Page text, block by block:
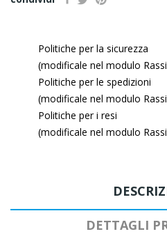
Politiche per la sicurezza
(modificale nel modulo
Politiche per le spedizioni
(modificale nel modulo
Politiche per i resi
(modificale nel modulo
DETTAGLI